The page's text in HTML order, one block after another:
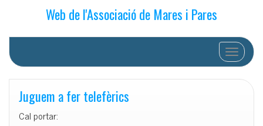
Web de l'Associació de Mares i Pares
Cambiar
Juguem a fer telefèrics
Cal portar: